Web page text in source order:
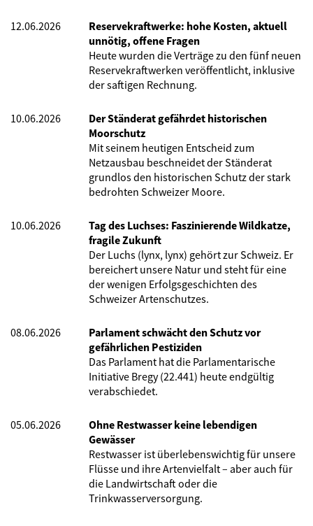
12.06.2026
Reservekraftwerke: hohe Kosten, aktuell
unnötig, offene Fragen
Heute wurden die Verträge zu den fünf neuen
Reservekraftwerken veröffentlicht, inklusive
der saftigen Rechnung.
10.06.2026
Der Ständerat gefährdet historischen
Moorschutz
Mit seinem heutigen Entscheid zum
Netzausbau beschneidet der Ständerat
grundlos den historischen Schutz der stark
bedrohten Schweizer Moore.
10.06.2026
Tag des Luchses: Faszinierende Wildkatze,
fragile Zukunft
Der Luchs (lynx, lynx) gehört zur Schweiz. Er
bereichert unsere Natur und steht für eine
der wenigen Erfolgsgeschichten des
Schweizer Artenschutzes.
08.06.2026
Parlament schwächt den Schutz vor
gefährlichen Pestiziden
Das Parlament hat die Parlamentarische
Initiative Bregy (22.441) heute endgültig
verabschiedet.
05.06.2026
Ohne Restwasser keine lebendigen
Gewässer
Restwasser ist überlebenswichtig für unsere
Flüsse und ihre Artenvielfalt – aber auch für
die Landwirtschaft oder die
Trinkwasserversorgung.